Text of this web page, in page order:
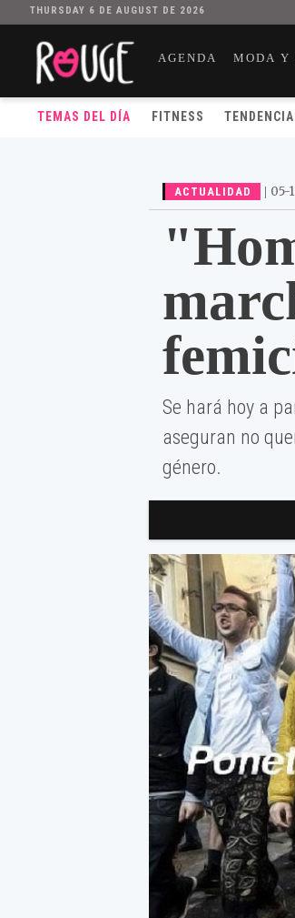
THURSDAY 6 DE AUGUST DE 2026
AGENDA MODA Y
TEMAS DEL DÍA FITNESS
ACTUALIDAD | 05-
Se hará hoy a
aseguran no
género.